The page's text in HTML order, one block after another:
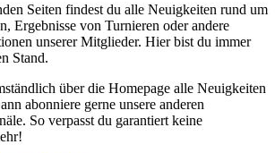
Seiten findest du alle Neuigkeiten rund um
Ergebnisse von Turnieren oder andere
unserer Mitglieder. Hier bist du immer
Stand.
über die Homepage alle Neuigkeiten
abonniere gerne unsere anderen
So verpasst du garantiert keine